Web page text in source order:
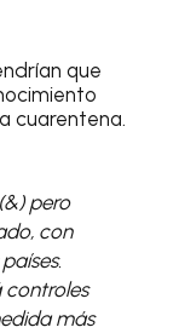
que
cuarentena.
pero
con
controles
más